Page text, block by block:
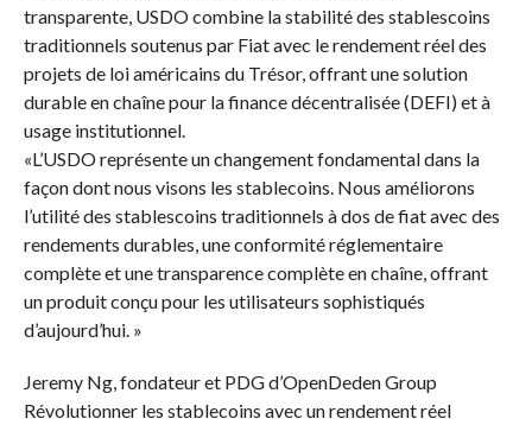
transparente, USDO combine la stabilité des stablescoins
traditionnels soutenus par Fiat avec le rendement réel des
projets de loi américains du Trésor, offrant une solution
durable en chaîne pour la finance décentralisée (DEFI) et à
usage institutionnel.
«L’USDO représente un changement fondamental dans la
façon dont nous visons les stablecoins. Nous améliorons
l’utilité des stablescoins traditionnels à dos de fiat avec des
rendements durables, une conformité réglementaire
complète et une transparence complète en chaîne, offrant
un produit conçu pour les utilisateurs sophistiqués
d’aujourd’hui. »
Jeremy Ng, fondateur et PDG d’OpenDeden Group
Révolutionner les stablecoins avec un rendement réel